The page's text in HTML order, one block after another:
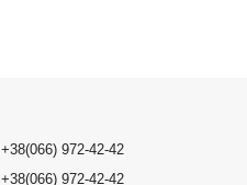
+38(066) 972-42-42
+38(066) 972-42-42